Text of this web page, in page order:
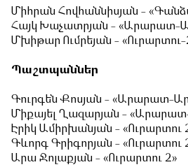
Միհրան Հովհաննիսյան -
Հայկ Խաչատրյան - «Արարատ-
Մխիթար Ումրեյան - «Ուրարտու-
Պաշտպաններ
Գուրգեն Քոսյան - «Արարատ-
Միքայել Ղազարյան -
Էրիկ Ամիրխանյան - «Ուրարտու
Գևորգ Գրիգորյան - «Ուրարտու
Արա Ջոլաքյան - «Ուրարտու 2»